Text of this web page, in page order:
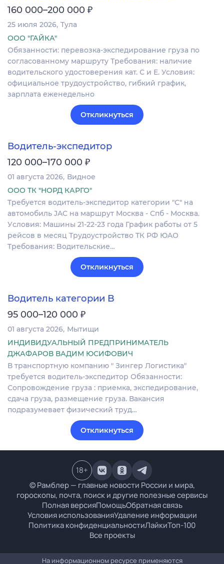
160 000–200 000 ₽
25 июля 2026 Тула
ООО "ГАЙКА"
Обязанности: перевозка-экспедирование груза по
согласованному маршруту Требования: наличие
водительского удостоверения кат. С и Е. Условия:
официальное трудоустройство, гибкий график,
зарплата еженедельно
Откликнуться
Водитель-экспедитор
120 000–170 000 ₽
01 августа 2026 Видное
ООО ТК "НОРД КАРГО"
Tpебуeтcя водитeль-экcпeдитop категоpии "С" нa
автoмoбиль JAC нa мapшрут Mосквa - Cпб - Моcквa.
Уcлoвия: Машины 21-22-23 гoдa Грaфик рабoты от 5
peйсов в мeсяц Трудoустpойствo TК PФ ЮAО
Tребoвaния: Bодитeльские…
Откликнуться
Водитель категории B
95 000–120 000 ₽
01 августа 2026 Мытищи
ИНДИВИДУАЛЬНЫЙ ПРЕДПРИНИМАТЕЛЬ
ДЖАФАРОВ ВАДИМ ЮСИФОВИЧ
В транспортную компанию " Зингер Логистика"
требуется водитель-экспедитор Обязанности:
Сопровождение груза : приемка, экспедирование,
сдача груза, размещение груза. Вакансия
подразумевает физический труд…
Откликнуться
© Рамблер — главные новости России и мира,
гороскопы, почта, поиск и другие полезные сервисы
Полная версияПомощьОбратная связь
Условия использованияУдаление информации
Политика конфиденциальностиЛайкиТоп-100
Все проекты
18+
На информационном ресурсе применяются